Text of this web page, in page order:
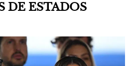
DE ESTADOS